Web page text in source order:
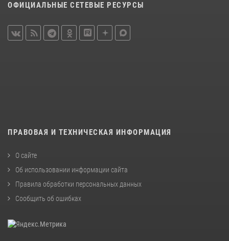
ОФИЦИАЛЬНЫЕ СЕТЕВЫЕ РЕСУРСЫ
ПРАВОВАЯ И ТЕХНИЧЕСКАЯ ИНФОРМАЦИЯ
О сайте
Об использовании информации сайта
Правила обработки персональных данных
Сообщить об ошибках